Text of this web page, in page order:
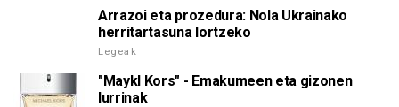
Arrazoi eta prozedura: Nola Ukrainako
herritartasuna lortzeko
Legeak
"Maykl Kors" - Emakumeen eta gizonen
lurrinak